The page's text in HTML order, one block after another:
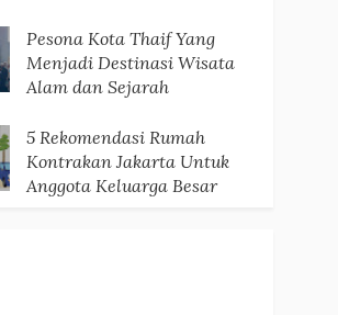
Pesona Kota Thaif Yang
Menjadi Destinasi Wisata
Alam dan Sejarah
5 Rekomendasi Rumah
Kontrakan Jakarta Untuk
Anggota Keluarga Besar